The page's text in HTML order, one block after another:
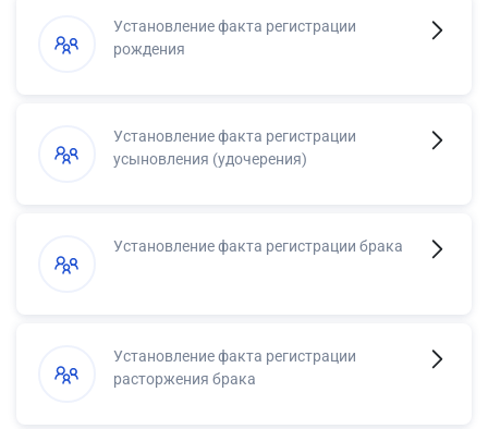
Установление факта регистрации
рождения
Установление факта регистрации
усыновления (удочерения)
Установление факта регистрации брака
Установление факта регистрации
расторжения брака